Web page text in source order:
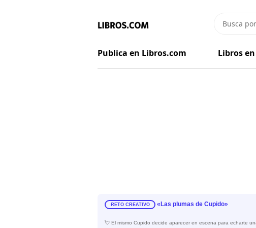
Publica en Libros.com Libros
RETO CREATIVO «Las plumas de Cupido»
💘 El mismo Cupido decide aparecer en escena para echarte